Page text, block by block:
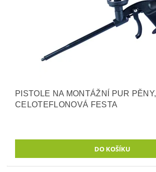
PISTOLE NA MONTÁŽNÍ PUR PĚNY,
CELOTEFLONOVÁ FESTA